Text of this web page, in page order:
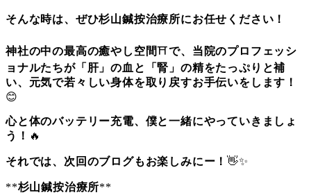
そんな時は、ぜひ杉山鍼按治療所にお任せください！
神社の中の最高の癒やし空間⛩️で、当院のプロフェッシ
ョナルたちが「肝」の血と「腎」の精をたっぷりと補
い、元気で若々しい身体を取り戻すお手伝いをします！
😊
心と体のバッテリー充電、僕と一緒にやっていきましょ
う！ 🔥
それでは、次回のブログもお楽しみにー！ 👋✨
**杉山鍼按治療所**